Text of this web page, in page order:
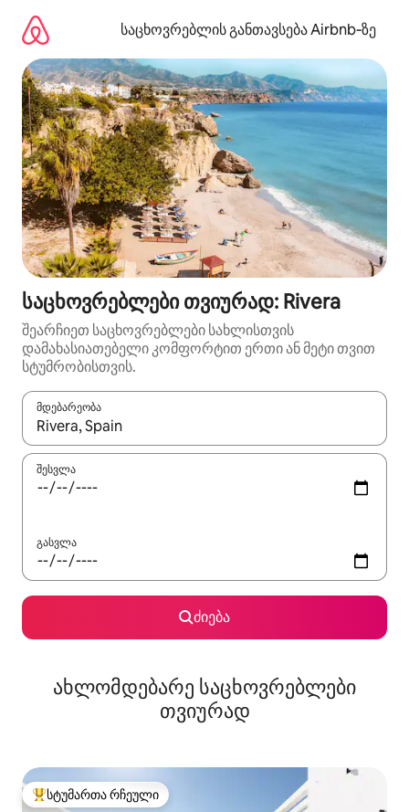
გადასვლა
საცხოვრებლის განთავსება Airbnb‑ზე
საცხოვრებლები თვიურად: Rivera
შეარჩიეთ საცხოვრებლები სახლისთვის
დამახასიათებელი კომფორტით ერთი ან მეტი თვით
სტუმრობისთვის.
მდებარეობა
როცა შედეგები ხელმისაწვდომი გახდება, ნავიგაციისთვის
შესვლა
გასვლა
ძიება
ახლომდებარე საცხოვრებლები
თვიურად
სტუმართა რჩეული მოწინავე ვარიანტი
სტუმართა რჩეული